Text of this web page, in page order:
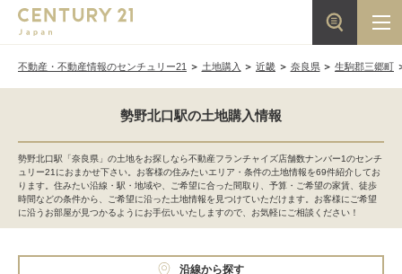
不動産・不動産情報のセンチュリー21 土地購入 近畿 奈良県 生駒郡三郷町
勢野北口駅の土地購入情報
勢野北口駅「奈良県」の土地をお探しなら不動産フランチャイズ店舗数ナンバー1のセンチ
ュリー21におまかせ下さい。お客様の住みたいエリア・条件の土地情報を69件紹介してお
ります。住みたい沿線・駅・地域や、ご希望に合った間取り、予算・ご希望の家賃、徒歩
時間などの条件から、ご希望に沿った土地情報を見つけていただけます。お客様にご希望
に沿うお部屋が見つかるようにお手伝いいたしますので、お気軽にご相談ください！
沿線から探す